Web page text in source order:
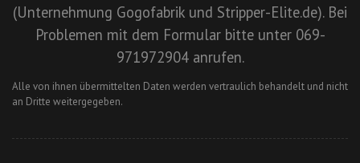
(Unternehmung Gogofabrik und Stripper-Elite.de). Bei
Problemen mit dem Formular bitte unter 069-
971972904 anrufen.
Alle von ihnen übermittelten Daten werden vertraulich behandelt und nicht
an Dritte weitergegeben.